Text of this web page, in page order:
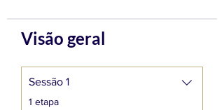
Visão geral
Sessão 1
.1 etapa